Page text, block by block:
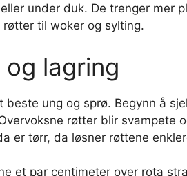
under duk. De trenger mer
til woker og sylting.
lagring
beste ung og sprø. Begynn å
røtter blir svampete
er tørr, da løsner røttene
et par centimeter over rota